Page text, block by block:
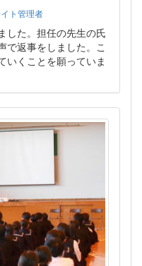
ト管理者
した。担任の先生の氏
で返事をしました。こ
いくことを願っていま